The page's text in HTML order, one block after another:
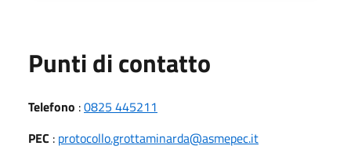
Punti di contatto
Telefono :0825 445211
PEC : protocollo.grottaminarda@asmepec.it